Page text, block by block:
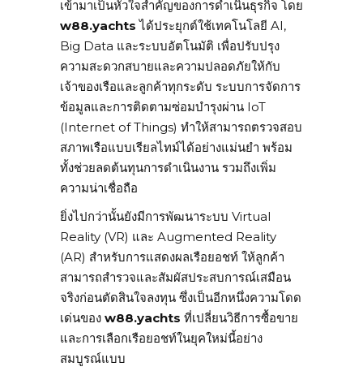
เข้ามาเป็นหัวใจสำคัญของการดำเนินธุรกิจ โดย
w88.yachts ได้ประยุกต์ใช้เทคโนโลยี AI,
Big Data และระบบอัตโนมัติ เพื่อปรับปรุง
ความสะดวกสบายและความปลอดภัยให้กับ
เจ้าของเรือและลูกค้าทุกระดับ ระบบการจัดการ
ข้อมูลและการติดตามซ่อมบำรุงผ่าน IoT
(Internet of Things) ทำให้สามารถตรวจสอบ
สภาพเรือแบบเรียลไทม์ได้อย่างแม่นยำ พร้อม
ทั้งช่วยลดต้นทุนการดำเนินงาน รวมถึงเพิ่ม
ความน่าเชื่อถือ
ยิ่งไปกว่านั้นยังมีการพัฒนาระบบ Virtual
Reality (VR) และ Augmented Reality
(AR) สำหรับการแสดงผลเรือยอชท์ ให้ลูกค้า
สามารถสำรวจและสัมผัสประสบการณ์เสมือน
จริงก่อนตัดสินใจลงทุน ซึ่งเป็นอีกหนึ่งความโดด
เด่นของ w88.yachts ที่เปลี่ยนวิธีการซื้อขาย
และการเลือกเรือยอชท์ในยุคใหม่นี้อย่าง
สมบูรณ์แบบ